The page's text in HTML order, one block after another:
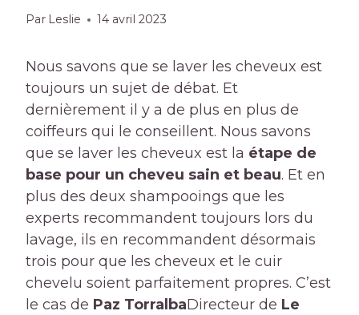
Par Leslie 14 avril 2023
Nous savons que se laver les cheveux est
toujours un sujet de débat. Et
dernièrement il y a de plus en plus de
coiffeurs qui le conseillent. Nous savons
que se laver les cheveux est la étape de
base pour un cheveu sain et beau. Et en
plus des deux shampooings que les
experts recommandent toujours lors du
lavage, ils en recommandent désormais
trois pour que les cheveux et le cuir
chevelu soient parfaitement propres. C’est
le cas de Paz TorralbaDirecteur de Le